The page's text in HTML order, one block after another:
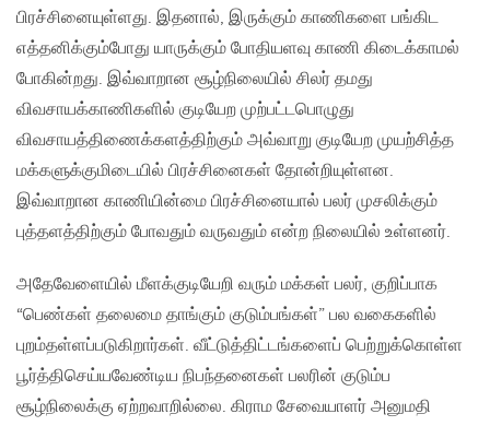
பிரச்சினையுள்ளது. இதனால், இருக்கும் காணிகளை பங்கிட
எத்தனிக்கும்போது யாருக்கும் போதியளவு காணி கிடைக்காமல்
போகின்றது. இவ்வாறான சூழ்நிலையில் சிலர் தமது
விவசாயக்காணிகளில் குடியேற முற்பட்டபொழுது
விவசாயத்திணைக்களத்திற்கும் அவ்வாறு குடியேற முயற்சித்த
மக்களுக்குமிடையில் பிரச்சினைகள் தோன்றியுள்ளன.
இவ்வாறான காணியின்மை பிரச்சினையால் பலர் முசலிக்கும்
புத்தளத்திற்கும் போவதும் வருவதும் என்ற நிலையில் உள்ளனர்.
அதேவேளையில் மீளக்குடியேறி வரும் மக்கள் பலர், குறிப்பாக
“பெண்கள் தலைமை தாங்கும் குடும்பங்கள்” பல வகைகளில்
புறம்தள்ளப்படுகிறார்கள். வீட்டுத்திட்டங்களைப் பெற்றுக்கொள்ள
பூர்த்திசெய்யவேண்டிய நிபந்தனைகள் பலரின் குடும்ப
சூழ்நிலைக்கு ஏற்றவாறில்லை. கிராம சேவையாளர் அனுமதி